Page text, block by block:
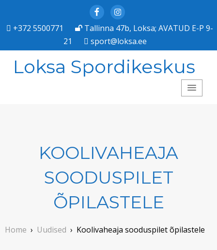
FacebookInstagram
+372 5500771
Tallinna 47b, Loksa; AVATUD E-P 9-
21
sport@loksa.ee
Loksa Spordikeskus
KOOLIVAHEAJA
SOODUSPILET
ÕPILASTELE
Home › Uudised › Koolivaheaja sooduspilet õpilastele